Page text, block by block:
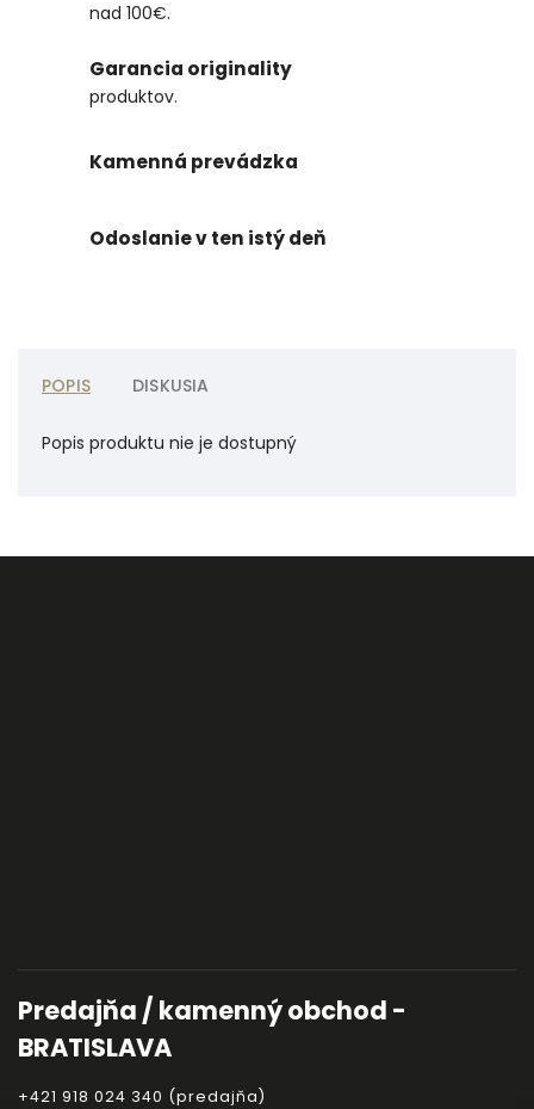
nad 100€.
Garancia originality
produktov.
Kamenná prevádzka
Odoslanie v ten istý deň
POPIS DISKUSIA
Popis produktu nie je dostupný
Predajňa / kamenný obchod -
BRATISLAVA
+421 918 024 340 (predajňa)